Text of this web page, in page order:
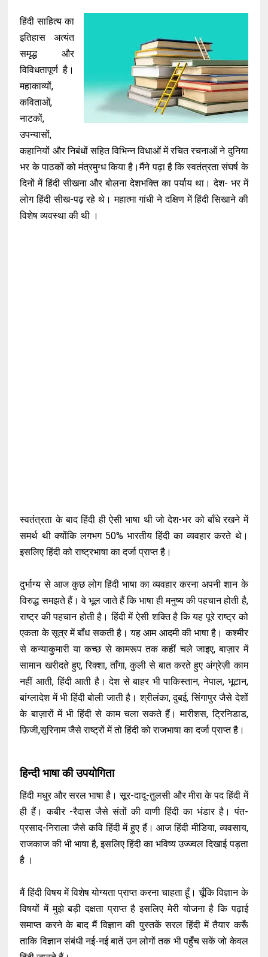
हिंदी साहित्य का
इतिहास अत्यंत
समृद्ध और
विविधतापूर्ण है।
महाकाव्यों,
कविताओं,
नाटकों,
उपन्यासों,
कहानियों और निबंधों सहित विभिन्न विधाओं में रचित रचनाओं ने दुनिया
भर के पाठकों को मंत्रमुग्ध किया है।मैंने पढ़ा है कि स्वतंत्रता संघर्ष के
दिनों में हिंदी सीखना और बोलना देशभक्ति का पर्याय था। देश- भर में
लोग हिंदी सीख-पढ़ रहे थे। महात्मा गांधी ने दक्षिण में हिंदी सिखाने की
विशेष व्यवस्था की थी ।
स्वतंत्रता के बाद हिंदी ही ऐसी भाषा थी जो देश-भर को बाँधे रखने में
समर्थ थी क्योंकि लगभग 50% भारतीय हिंदी का व्यवहार करते थे।
इसलिए हिंदी को राष्ट्रभाषा का दर्जा प्राप्त है।
दुर्भाग्य से आज कुछ लोग हिंदी भाषा का व्यवहार करना अपनी शान के
विरुद्ध समझते हैं। वे भूल जाते हैं कि भाषा ही मनुष्य की पहचान होती है,
राष्ट्र की पहचान होती है। हिंदी में ऐसी शक्ति है कि यह पूरे राष्ट्र को
एकता के सूत्र में बाँध सकती है। यह आम आदमी की भाषा है। कश्मीर
से कन्याकुमारी या कच्छ से कामरूप तक कहीं चले जाइए, बाज़ार में
सामान खरीदते हुए, रिक्शा, ताँगा, कुली से बात करते हुए अंग्रेज़ी काम
नहीं आती, हिंदी आती है। देश से बाहर भी पाकिस्तान, नेपाल, भूटान,
बांग्लादेश में भी हिंदी बोली जाती है। श्रीलंका, दुबई, सिंगापुर जैसे देशों
के बाज़ारों में भी हिंदी से काम चला सकते हैं। मारीशस, ट्रिनिडाड,
फ़िजी,सूरिनाम जैसे राष्ट्रों में तो हिंदी को राजभाषा का दर्जा प्राप्त है।
हिन्दी भाषा की उपयोगिता
हिंदी मधुर और सरल भाषा है। सूर-दादू-तुलसी और मीरा के पद हिंदी में
ही हैं। कबीर -रैदास जैसे संतों की वाणी हिंदी का भंडार है। पंत-
प्रसाद-निराला जैसे कवि हिंदी में हुए हैं। आज हिंदी मीडिया, व्यवसाय,
राजकाज की भी भाषा है, इसलिए हिंदी का भविष्य उज्ज्वल दिखाई पड़ता
है ।
मैं हिंदी विषय में विशेष योग्यता प्राप्त करना चाहता हूँ। चूँकि विज्ञान के
विषयों में मुझे बड़ी दक्षता प्राप्त है इसलिए मेरी योजना है कि पढ़ाई
समाप्त करने के बाद मैं विज्ञान की पुस्तकें सरल हिंदी में तैयार करूँ
ताकि विज्ञान संबंधी नई-नई बातें उन लोगों तक भी पहुँच सकें जो केवल